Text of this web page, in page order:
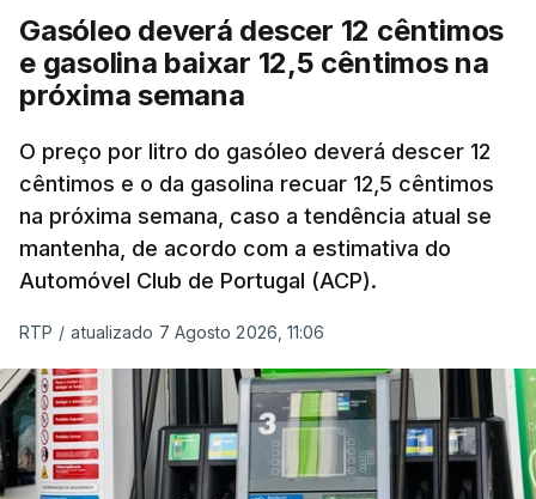
Ucrânia e no Médio Oriente a elevar os
custos das colheitas.
O índice, que acompanha as variações mensais
de um cabaz de produtos alimentares
comercializados internacionalmente, subiu para
131,1 pontos em julho, face aos 130,3 de junho.
O aumento dos preços dos alimentos básicos
nas prateleiras nos meses seguintes, à medida
que os fornecedores repercutem os seus
custos nos consumidores.
Em julho, o aumento esteve associado aos preços
Gasóleo deverá descer 12 cêntimos
e gasolina baixar 12,5 cêntimos na
próxima semana
O preço por litro do gasóleo deverá descer 12
cêntimos e o da gasolina recuar 12,5 cêntimos
na próxima semana, caso a tendência atual se
mantenha, de acordo com a estimativa do
Automóvel Club de Portugal (ACP).
RTP / atualizado 7 Agosto 2026, 11:06